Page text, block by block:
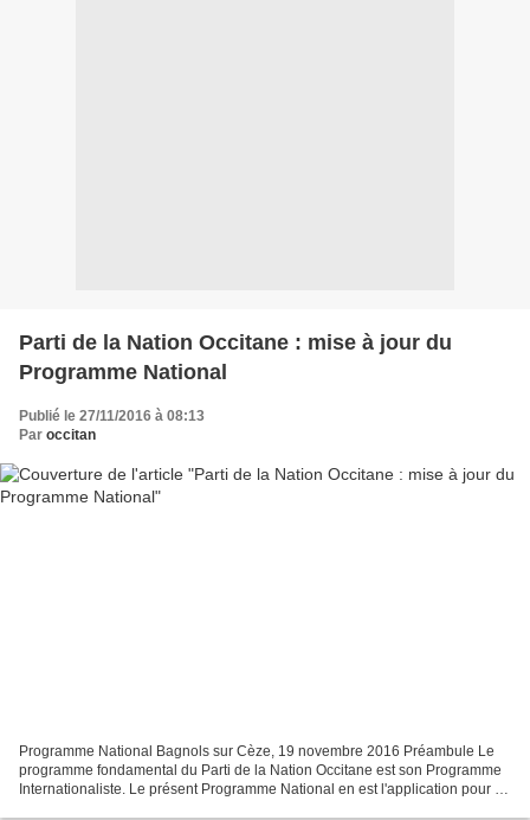
Parti de la Nation Occitane : mise à jour du
Programme National
Publié le 27/11/2016 à 08:13
Par occitan
Programme National Bagnols sur Cèze, 19 novembre 2016 Préambule Le
programme fondamental du Parti de la Nation Occitane est son Programme
Internationaliste. Le présent Programme National en est l'application pour la